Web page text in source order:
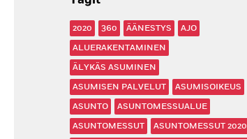
2020 360 ÄÄNESTYS
AJO
ALUERAKENTAMINEN
ÄLYKÄS ASUMINEN
ASUMISEN PALVELUT
ASUMISOIKEUS
ASUNTO
ASUNTOMESSUALUE
ASUNTOMESSUT
ASUNTOMESSUT 2020